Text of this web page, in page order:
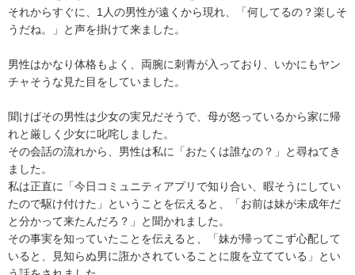
それからすぐに、1人の男性が遠くから現れ、「何してるの？楽しそ
うだね。」と声を掛けて来ました。
男性はかなり体格もよく、両腕に刺青が入っており、いかにもヤン
チャそうな見た目をしていました。
聞けばその男性は少女の実兄だそうで、母が怒っているから家に帰
れと厳しく少女に叱咤しました。
その会話の流れから、男性は私に「おたくは誰なの？」と尋ねてき
ました。
私は正直に「今日コミュニティアプリで知り合い、暇そうにしてい
たので駆け付けた」ということを伝えると、「お前は妹が未成年だ
と分かって来たんだろ？」と聞かれました。
その事実を知っていたことを伝えると、「妹が帰ってこず心配して
いると、見知らぬ男に誑かされていることに腹を立てている」とい